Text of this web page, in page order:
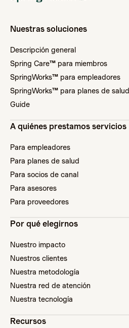
Nuestras soluciones
Descripción general
Spring Care™ para miembros
SpringWorks™ para empleadores
SpringWorks™ para planes de salud
Guide
A quiénes prestamos servicios
Para empleadores
Para planes de salud
Para socios de canal
Para asesores
Para proveedores
Por qué elegirnos
Nuestro impacto
Nuestros clientes
Nuestra metodología
Nuestra red de atención
Nuestra tecnología
Recursos